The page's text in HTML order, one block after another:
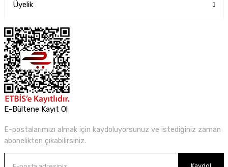
Üyelik
E-Bültene Kayıt Ol
E-postalarımızı almak için kaydoluyorsunuz ve istediğiniz zaman
abonelikten çıkabilirsiniz.